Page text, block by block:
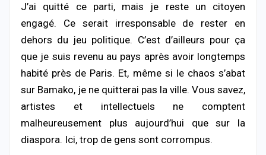
J’ai quitté ce parti, mais je reste un citoyen
engagé. Ce serait irresponsable de rester en
dehors du jeu politique. C’est d’ailleurs pour ça
que je suis revenu au pays après avoir longtemps
habité près de Paris. Et, même si le chaos s’abat
sur Bamako, je ne quitterai pas la ville. Vous savez,
artistes et intellectuels ne comptent
malheureusement plus aujourd’hui que sur la
diaspora. Ici, trop de gens sont corrompus.